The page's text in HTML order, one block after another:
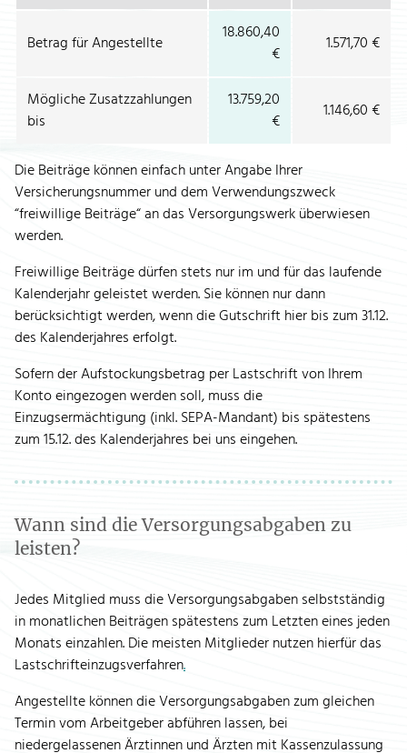
Betrag für Angestellte
18.860,40
€
1.571,70 €
Mögliche Zusatzzahlungen
bis
13.759,20
€
1.146,60 €
Die Beiträge können einfach unter Angabe Ihrer
Versicherungsnummer und dem Verwendungszweck
“freiwillige Beiträge“ an das Versorgungswerk überwiesen
werden.
Freiwillige Beiträge dürfen stets nur im und für das laufende
Kalenderjahr geleistet werden. Sie können nur dann
berücksichtigt werden, wenn die Gutschrift hier bis zum 31.12.
des Kalenderjahres erfolgt.
Sofern der Aufstockungsbetrag per Lastschrift von Ihrem
Konto eingezogen werden soll, muss die
Einzugsermächtigung (inkl. SEPA-Mandant) bis spätestens
zum 15.12. des Kalenderjahres bei uns eingehen.
Wann sind die Versorgungsabgaben zu
leisten?
Jedes Mitglied muss die Versorgungsabgaben selbstständig
in monatlichen Beiträgen spätestens zum Letzten eines jeden
Monats einzahlen. Die meisten Mitglieder nutzen hierfür das
Lastschrifteinzugsverfahren.
Angestellte können die Versorgungsabgaben zum gleichen
Termin vom Arbeitgeber abführen lassen, bei
niedergelassenen Ärztinnen und Ärzten mit Kassenzulassung